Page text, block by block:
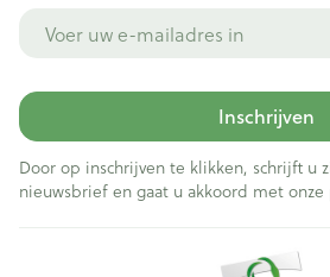
Inschrijven
Door op inschrijven te klikken, schrijft u
nieuwsbrief en gaat u akkoord met onze